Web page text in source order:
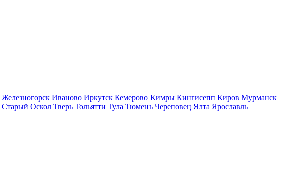
Железногорск Иваново Иркутск Кемерово Кимры Кингисепп Киров Мурманск
Старый Оскол Тверь Тольятти Тула Тюмень Череповец Ялта Ярославль